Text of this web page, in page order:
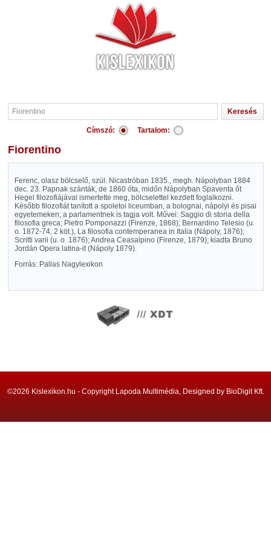
Címszó: Tartalom:
Fiorentino
Ferenc, olasz bölcselő, szül. Nicastróban 1835., megh. Nápolyban 1884
dec. 23. Papnak szánták, de 1860 óta, midőn Nápolyban Spaventa őt
Hegel filozofiájával ismertette meg, bölcselettel kezdett foglalkozni.
Később filozofiát tanított a spoletoi liceumban, a bolognai, nápolyi és pisai
egyetemeken; a parlamentnek is tagja volt. Művei: Saggio di storia della
filosofia greca; Pietro Pomponazzi (Firenze, 1868); Bernardino Telesio (u.
o. 1872-74, 2 köt.), La filosofia contemperanea in Italia (Nápoly, 1876);
Scritti varii (u. o. 1876); Andrea Ceasalpino (Firenze, 1879); kiadta Bruno
Jordán Opera latina-it (Nápoly 1879).
Forrás: Pallas Nagylexikon
©2026 Kislexikon.hu - Copyright Lapoda Multimédia, Designed by BioDigit Kft.